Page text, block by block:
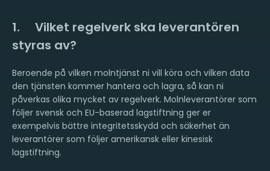
1. Vilket regelverk ska leverantören
styras av?
Beroende på vilken molntjänst ni vill köra och vilken data
den tjänsten kommer hantera och lagra, så kan ni
påverkas olika mycket av regelverk. Molnleverantörer som
följer svensk och EU-baserad lagstiftning ger er
exempelvis bättre integritetsskydd och säkerhet än
leverantörer som följer amerikansk eller kinesisk
lagstiftning.